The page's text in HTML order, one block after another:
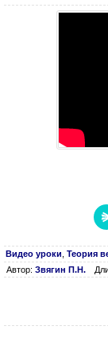
Видео уроки Теория
Автор: Звягин П.Н.